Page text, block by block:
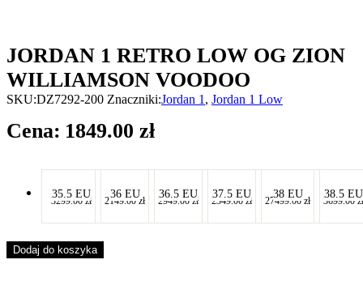
JORDAN 1 RETRO LOW OG ZION
WILLIAMSON VOODOO
1849.00 zł
-
35.5 EU
-
3299.00zł
-
36 EU
-
2149.00zł
-
36.5 EU
-
2949.00zł
-
37.5 EU
-
2349.00zł
-
38 EU
-
27499.00 zł
-
38.5 EU
-
3699.00zł
Dodaj do koszyka
SKU:DZ7292-200 Znaczniki:Jordan 1 , Jordan 1 Low